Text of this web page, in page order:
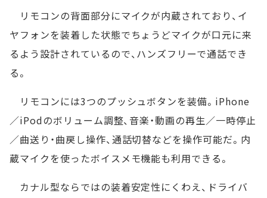
リモコンの背面部分にマイクが内蔵されており、イ
ヤフォンを装着した状態でちょうどマイクが口元に来
るよう設計されているので、ハンズフリーで通話でき
る。
リモコンには3つのプッシュボタンを装備。iPhone
／iPodのボリューム調整、音楽・動画の再生／一時停止
／曲送り・曲戻し操作、通話切替などを操作可能だ。内
蔵マイクを使ったボイスメモ機能も利用できる。
カナル型ならではの装着安定性にくわえ、ドライバ